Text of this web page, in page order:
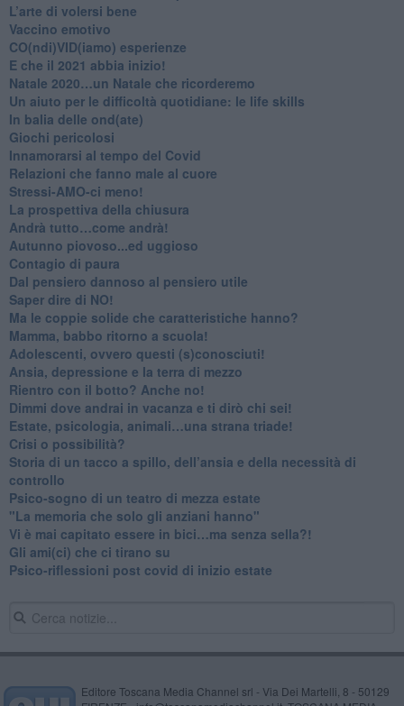
L’arte di volersi bene
​Vaccino emotivo
CO(ndi)VID(iamo) esperienze
​E che il 2021 abbia inizio!
​Natale 2020…un Natale che ricorderemo
Un aiuto per le difficoltà quotidiane: le life skills
​In balia delle ond(ate)
Giochi pericolosi
Innamorarsi al tempo del Covid
​Relazioni che fanno male al cuore
​Stressi-AMO-ci meno!
​La prospettiva della chiusura
​Andrà tutto…come andrà!
Autunno piovoso...ed uggioso
​Contagio di paura
​Dal pensiero dannoso al pensiero utile
​Saper dire di NO!
​Ma le coppie solide che caratteristiche hanno?
​Mamma, babbo ritorno a scuola!
Adolescenti, ovvero questi (s)conosciuti!
Ansia, depressione e la terra di mezzo
​Rientro con il botto? Anche no!
Dimmi dove andrai in vacanza e ti dirò chi sei!
​Estate, psicologia, animali…una strana triade!
​Crisi o possibilità?
​Storia di un tacco a spillo, dell’ansia e della necessità di
controllo
​Psico-sogno di un teatro di mezza estate
"La memoria che solo gli anziani hanno"
​Vi è mai capitato essere in bici…ma senza sella?!
​Gli ami(ci) che ci tirano su
Psico-riflessioni post covid di inizio estate
Editore Toscana Media Channel srl - Via Dei Martelli, 8 - 50129